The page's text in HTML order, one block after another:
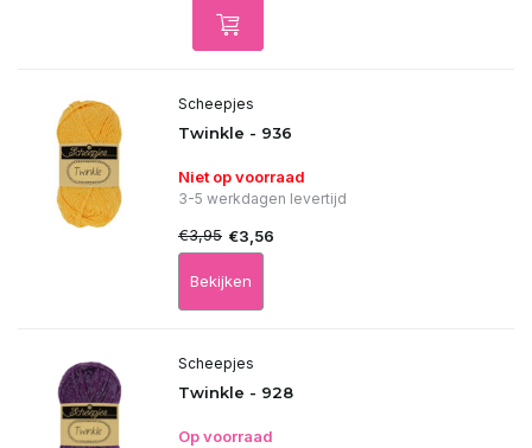
Scheepjes
Twinkle - 936
Niet op voorraad
3-5 werkdagen levertijd
€3,95 €3,56
Bekijken
Scheepjes
Twinkle - 928
Op voorraad